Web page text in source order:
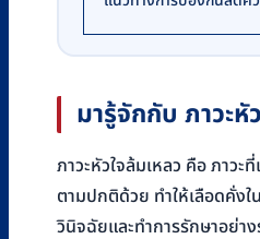
มารู้จักกับ ภาวะหั
ภาวะหัวใจล้มเหลว คือ ภาวะ
ตามปกติด้วย ทำให้เลือดคั่งใ
วินิจฉัยและทำการรักษาอย่าง